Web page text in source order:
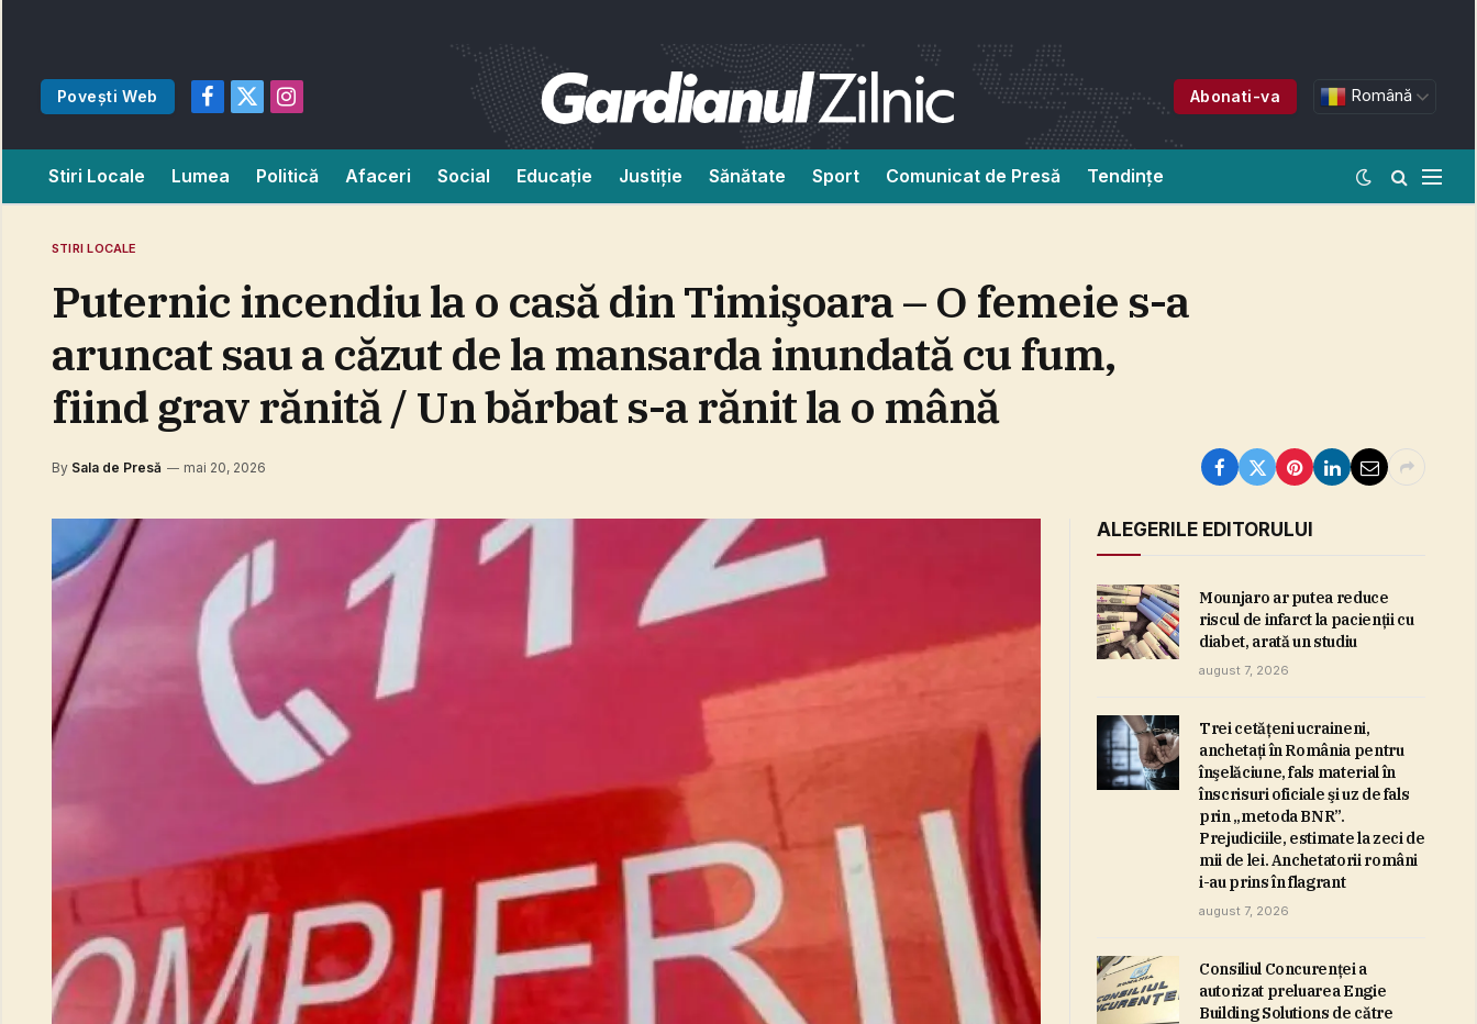
Povești Web
Facebook
X
Instagram
Abonati-va Română
Stiri Locale Lumea Politică Afaceri Social Educație Justiție Sănătate Sport Comunicat de Presă Tendințe
STIRI LOCALE
Puternic incendiu la o casă din Timişoara – O femeie s-a
aruncat sau a căzut de la mansarda inundată cu fum,
fiind grav rănită / Un bărbat s-a rănit la o mână
By Sala de Presă mai 20, 2026
ALEGERILE EDITORULUI
Mounjaro ar putea reduce
riscul de infarct la pacienţii cu
diabet, arată un studiu
august 7, 2026
Trei cetăţeni ucraineni,
anchetaţi în România pentru
înşelăciune, fals material în
înscrisuri oficiale şi uz de fals
prin „metoda BNR”.
Prejudiciile, estimate la zeci de
mii de lei. Anchetatorii români
i-au prins în flagrant
august 7, 2026
Consiliul Concurenţei a
autorizat preluarea Engie
Building Solutions de către